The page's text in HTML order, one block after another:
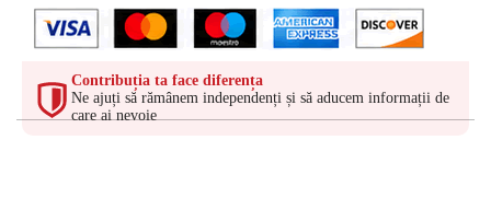
Contribuția ta face diferența
Ne ajuți să rămânem independenți și să aducem informații de
care ai nevoie